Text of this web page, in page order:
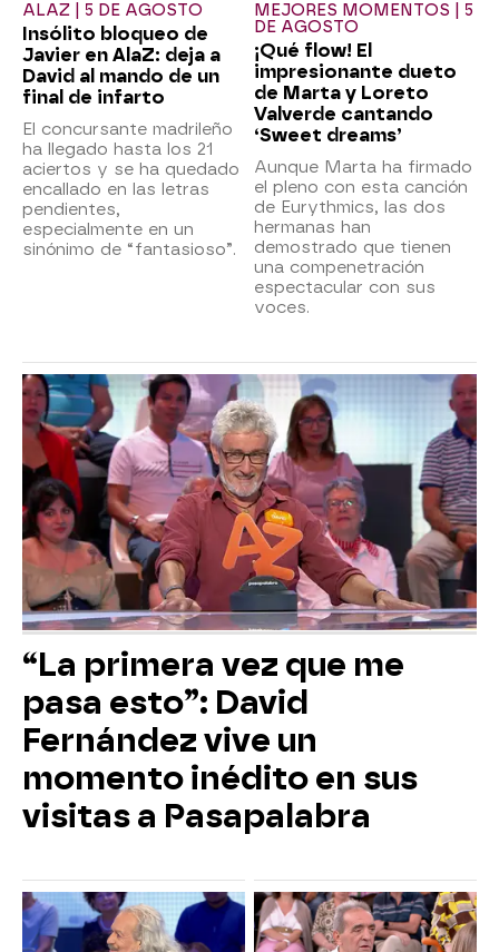
ALAZ | 5 DE AGOSTO
Insólito bloqueo de
Javier en AlaZ: deja a
David al mando de un
final de infarto
El concursante madrileño
ha llegado hasta los 21
aciertos y se ha quedado
encallado en las letras
pendientes,
especialmente en un
sinónimo de “fantasioso”.
MEJORES MOMENTOS | 5
DE AGOSTO
¡Qué flow! El
impresionante dueto
de Marta y Loreto
Valverde cantando
‘Sweet dreams’
Aunque Marta ha firmado
el pleno con esta canción
de Eurythmics, las dos
hermanas han
demostrado que tienen
una compenetración
espectacular con sus
voces.
“La primera vez que me
pasa esto”: David
Fernández vive un
momento inédito en sus
visitas a Pasapalabra